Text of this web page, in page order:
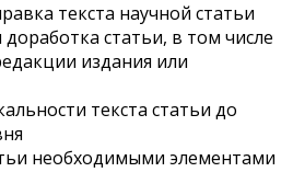
текста научной статьи
статьи, в том числе
издания или
текста статьи до
необходимыми элементами